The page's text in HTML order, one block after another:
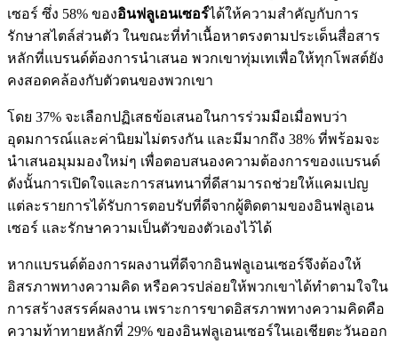
เซอร์ ซึ่ง 58% ของอินฟลูเอนเซอร์ได้ให้ความสำคัญกับการ
รักษาสไตล์ส่วนตัว ในขณะที่ทำเนื้อหาตรงตามประเด็นสื่อสาร
หลักที่แบรนด์ต้องการนำเสนอ พวกเขาทุ่มเทเพื่อให้ทุกโพสต์ยัง
คงสอดคล้องกับตัวตนของพวกเขา
โดย 37% จะเลือกปฏิเสธข้อเสนอในการร่วมมือเมื่อพบว่า
อุดมการณ์และค่านิยมไม่ตรงกัน และมีมากถึง 38% ที่พร้อมจะ
นำเสนอมุมมองใหม่ๆ เพื่อตอบสนองความต้องการของแบรนด์
ดังนั้นการเปิดใจและการสนทนาที่ดีสามารถช่วยให้แคมเปญ
แต่ละรายการได้รับการตอบรับที่ดีจากผู้ติดตามของอินฟลูเอน
เซอร์ และรักษาความเป็นตัวของตัวเองไว้ได้
หากแบรนด์ต้องการผลงานที่ดีจากอินฟลูเอนเซอร์จึงต้องให้
อิสรภาพทางความคิด หรือควรปล่อยให้พวกเขาได้ทำตามใจใน
การสร้างสรรค์ผลงาน เพราะการขาดอิสรภาพทางความคิดคือ
ความท้าทายหลักที่ 29% ของอินฟลูเอนเซอร์ในเอเชียตะวันออก